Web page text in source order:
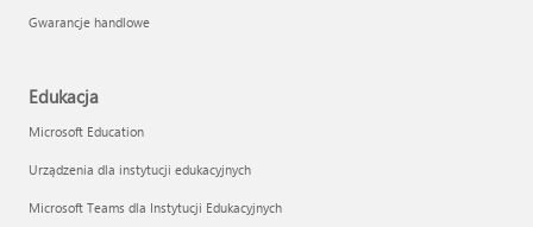
Gwarancje handlowe
Edukacja
Microsoft Education
Urządzenia dla instytucji edukacyjnych
Microsoft Teams dla Instytucji Edukacyjnych